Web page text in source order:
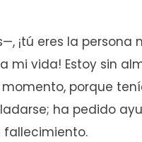
¡tú eres la persona
vida! Estoy sin
porque
ha pedido
fallecimiento.